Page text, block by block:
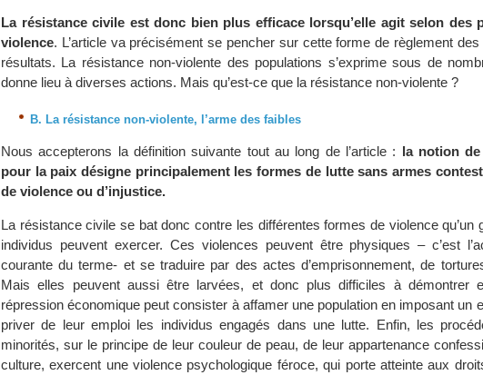
La résistance civile est donc bien plus efficace lorsqu’elle agit selon des
violence. L’article va précisément se pencher sur cette forme de règlement
résultats. La résistance non-violente des populations s’exprime sous de
donne lieu à diverses actions. Mais qu’est-ce que la résistance non-violente ?
B. La résistance non-violente, l’arme des faibles
Nous accepterons la définition suivante tout au long de l’article : la notion
pour la paix désigne principalement les formes de lutte sans armes
de violence ou d’injustice.
La résistance civile se bat donc contre les différentes formes de violence qu’un
individus peuvent exercer. Ces violences peuvent être physiques – c’est
courante du terme- et se traduire par des actes d’emprisonnement, de
Mais elles peuvent aussi être larvées, et donc plus difficiles à démontrer
répression économique peut consister à affamer une population en imposant un
priver de leur emploi les individus engagés dans une lutte. Enfin, les
minorités, sur le principe de leur couleur de peau, de leur appartenance
culture, exercent une violence psychologique féroce, qui porte atteinte aux